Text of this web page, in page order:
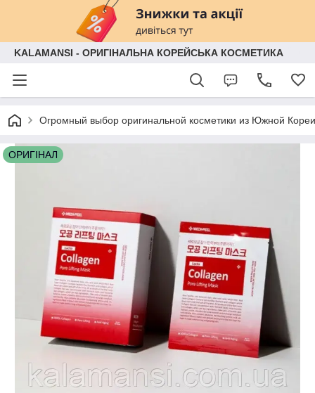
KALAMANSI - ОРИГІНАЛЬНА КОРЕЙСЬКА КОСМЕТИКА
Огромный выбор оригинальной косметики из Южной
ОРИГІНАЛ